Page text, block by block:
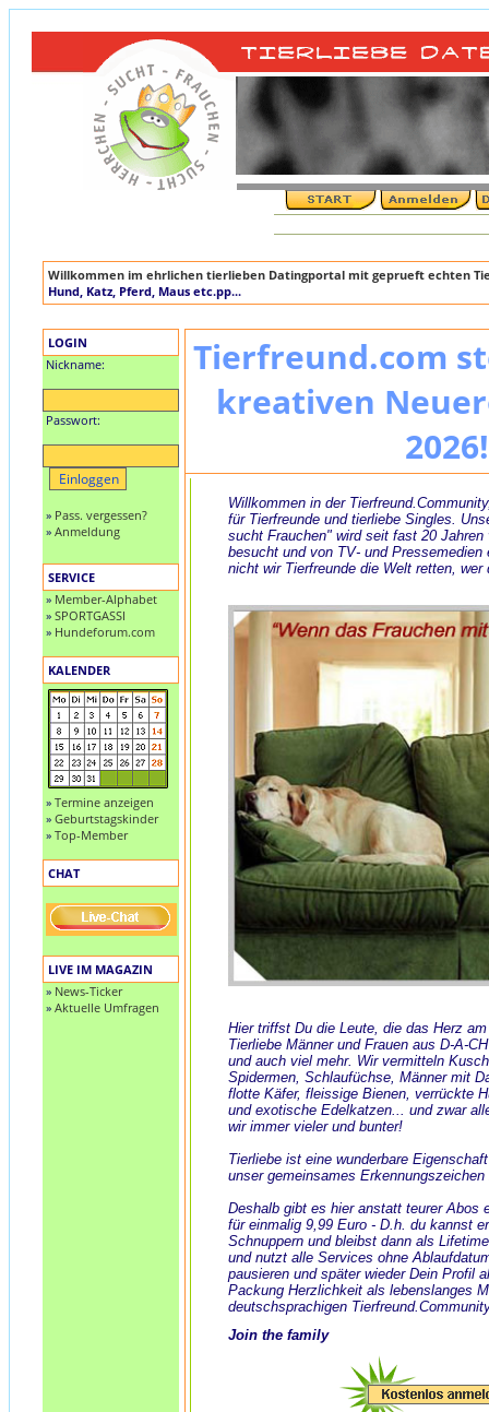
Willkommen im ehrlichen tierlieben Datingportal mit geprueft echten
Hund, Katz, Pferd, Maus etc.pp...
LOGIN
Nickname:
Passwort:
» Pass. vergessen?
» Anmeldung
SERVICE
» Member-Alphabet
» SPORTGASSI
» Hundeforum.com
KALENDER
» Termine anzeigen
» Geburtstagskinder
» Top-Member
CHAT
LIVE IM MAGAZIN
» News-Ticker
» Aktuelle Umfragen
Tierfreund.com
kreativen
2026!
Willkommen in der
für Tierfreunde und tierliebe Singles.
sucht Frauchen" wird seit fast 20 Jahren
besucht und von TV- und Pressemedien
nicht wir Tierfreunde die Welt retten, wer
Hier triffst Du die Leute, die das Herz
Tierliebe Männer und Frauen aus D-A-
und auch viel mehr. Wir vermitteln
Spidermen, Schlaufüchse, Männer mit
flotte Käfer, fleissige Bienen, verrückte
und exotische Edelkatzen... und zwar
wir immer vieler und bunter!
Tierliebe ist eine wunderbare
unser gemeinsames
Deshalb gibt es hier anstatt teurer Abos
für einmalig 9,99 Euro - D.h. du kannst
Schnuppern und bleibst dann als
und nutzt alle Services ohne
pausieren und später wieder Dein Profil
Packung Herzlichkeit als lebenslanges
deutschsprachigen
Join the family